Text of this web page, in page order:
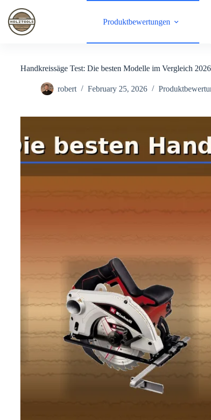
content
Produktbewertungen
Handkreissäge Test: Die besten Modelle im Vergleich 2026
robert February 25, 2026